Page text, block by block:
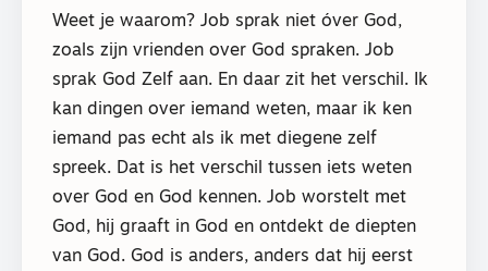
Weet je waarom? Job sprak niet óver God,
zoals zijn vrienden over God spraken. Job
sprak God Zelf aan. En daar zit het verschil. Ik
kan dingen over iemand weten, maar ik ken
iemand pas echt als ik met diegene zelf
spreek. Dat is het verschil tussen iets weten
over God en God kennen. Job worstelt met
God, hij graaft in God en ontdekt de diepten
van God. God is anders, anders dat hij eerst